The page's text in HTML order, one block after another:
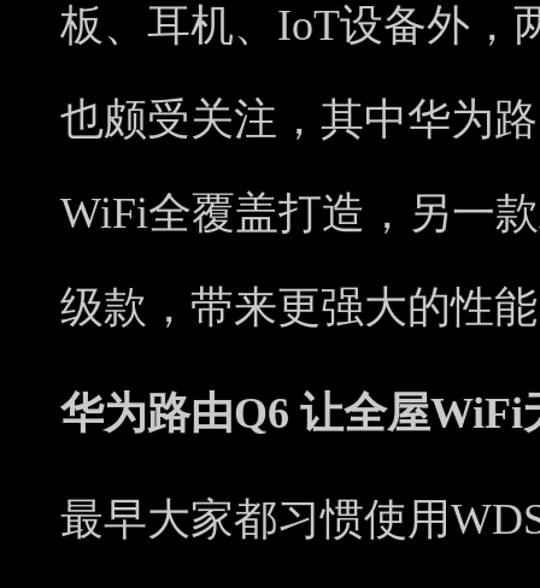
板、耳机、IoT设备外，
也颇受关注，其中华为
WiFi全覆盖打造，另一
级款，带来更强大的性
华为路由Q6 让全屋WiFi
最早大家都习惯使用